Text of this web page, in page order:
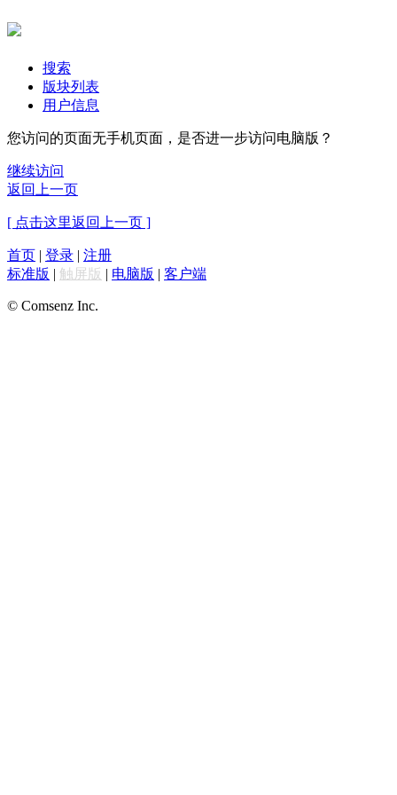
搜索
版块列表
用户信息
您访问的页面无手机页面，是否进一步访问电脑版？
继续访问
返回上一页
[ 点击这里返回上一页 ]
首页 | 登录 | 注册
标准版 | 触屏版 | 电脑版 | 客户端
© Comsenz Inc.